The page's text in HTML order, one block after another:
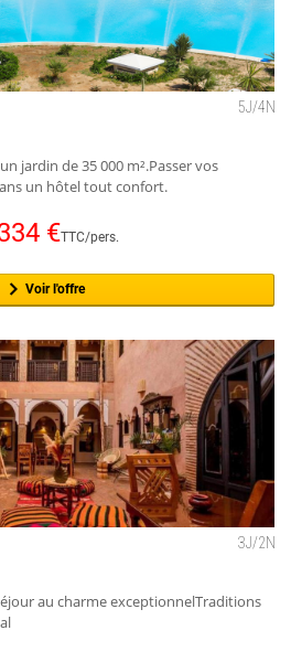
5J/4N
jardin de 35 000 m².Passer vos
un hôtel tout confort.
€TTC/pers.
Voir l'offre
3J/2N
au charme exceptionnelTraditions